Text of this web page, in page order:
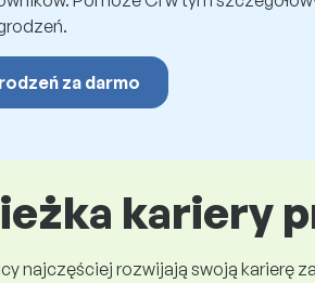
za darmo
kariery
najczęściej rozwijają swoją karierę